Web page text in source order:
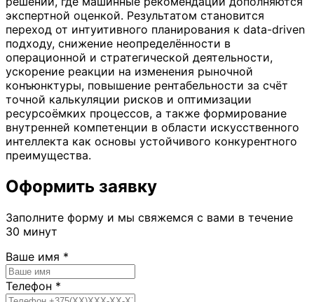
экспертной оценкой. Результатом становится
переход от интуитивного планирования к data-driven
подходу, снижение неопределённости в
операционной и стратегической деятельности,
ускорение реакции на изменения рыночной
конъюнктуры, повышение рентабельности за счёт
точной калькуляции рисков и оптимизации
ресурсоёмких процессов, а также формирование
внутренней компетенции в области искусственного
интеллекта как основы устойчивого конкурентного
преимущества.
Оформить заявку
Заполните форму и мы свяжемся с вами в течение
30 минут
Ваше имя *
Телефон *